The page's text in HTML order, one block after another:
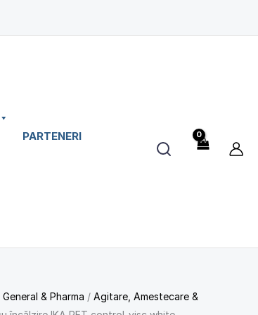
PARTENERI
& Pharma /Agitare, Amestecare &